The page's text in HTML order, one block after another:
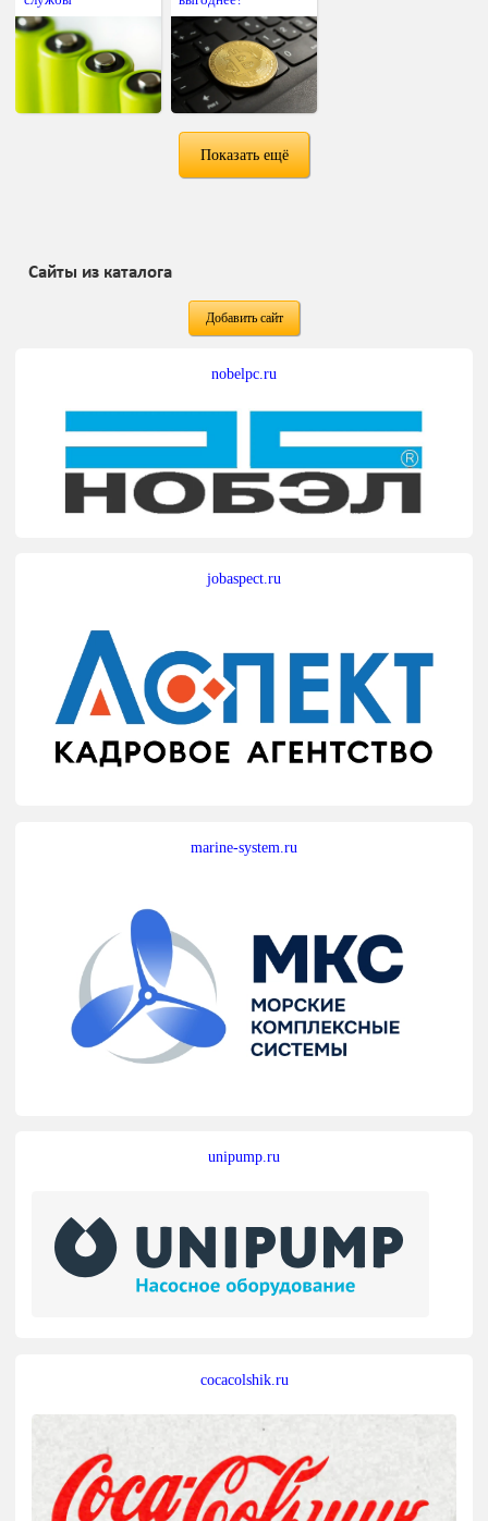
Показать ещё
Сайты из каталога
Добавить сайт
nobelpc.ru
jobaspect.ru
marine-system.ru
unipump.ru
cocacolshik.ru